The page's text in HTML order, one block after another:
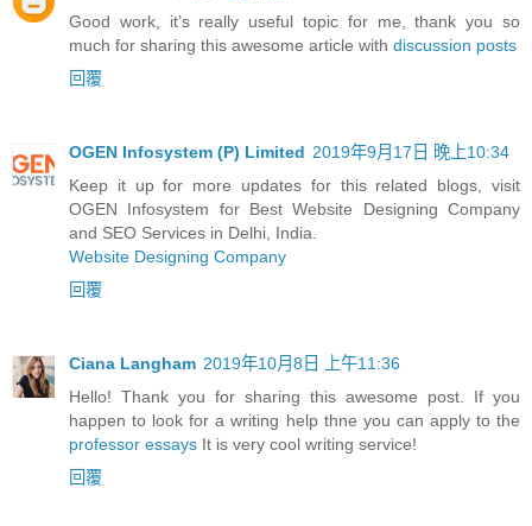
Good work, it’s really useful topic for me, thank you so
much for sharing this awesome article with discussion posts
回覆
OGEN Infosystem (P) Limited 2019年9月17日 晚上10:34
Keep it up for more updates for this related blogs, visit
OGEN Infosystem for Best Website Designing Company
and SEO Services in Delhi, India.
Website Designing Company
回覆
Ciana Langham 2019年10月8日 上午11:36
Hello! Thank you for sharing this awesome post. If you
happen to look for a writing help thne you can apply to the
professor essays It is very cool writing service!
回覆